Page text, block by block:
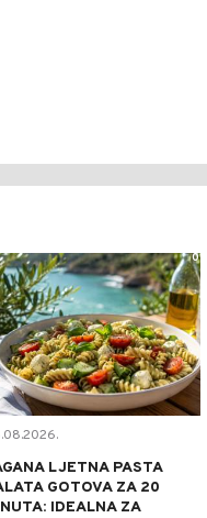
0
LJETNA PASTA
GOTOVA ZA 20
IDEALNA ZA